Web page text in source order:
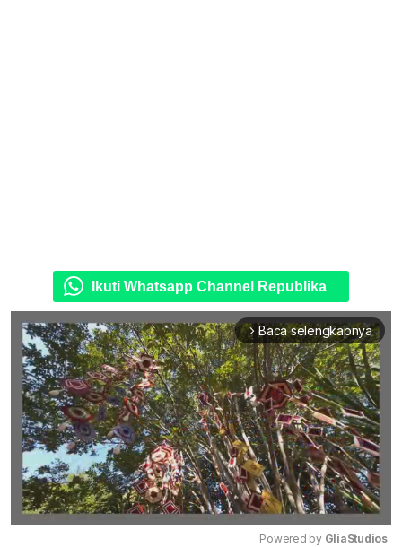
Ikuti Whatsapp Channel Republika
arrow_forward_ios Baca selengkapnya
Powered by GliaStudios